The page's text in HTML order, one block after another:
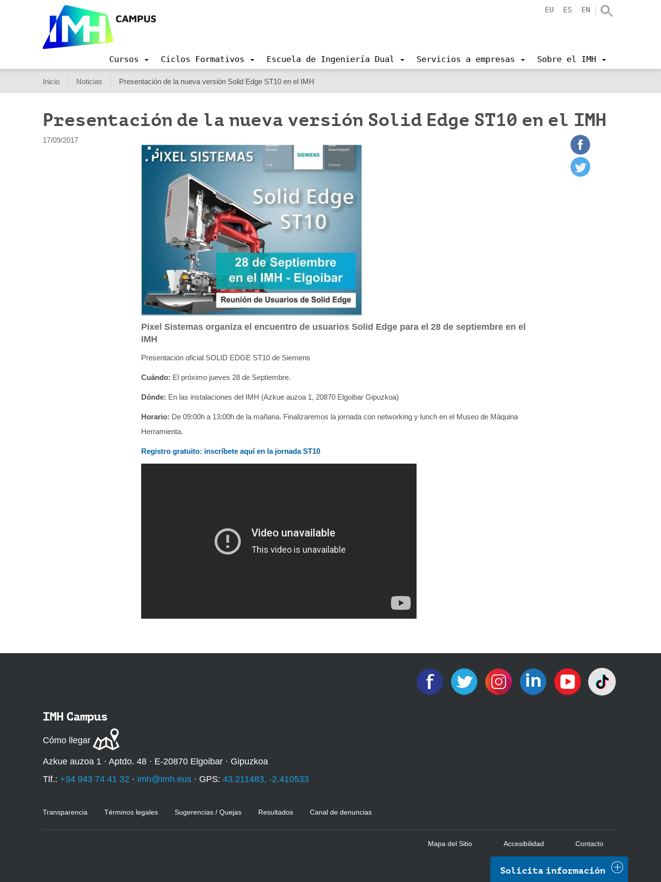
EU ES EN
v
a
c
i
Cursos Ciclos Formativos Escuela de Ingeniería Dual Servicios a empresas Sobre el IMH
U
s
e
d
Inicio Noticias Presentación de la nueva versión Solid Edge ST10 en el IMH
Presentación de la nueva versión Solid Edge ST10 en el IMH
17/09/2017
Pixel Sistemas organiza el encuentro de usuarios Solid Edge para el 28 de septiembre en el
IMH
Presentación oficial SOLID EDGE ST10 de Siemens
Cuándo: El próximo jueves 28 de Septiembre.
Dónde: En las instalaciones del IMH (Azkue auzoa 1, 20870 Elgoibar Gipuzkoa)
Horario: De 09:00h a 13:00h de la mañana. Finalizaremos la jornada con networking y lunch en el Museo de Máquina
Herramienta.
Registro gratuito: inscríbete aquí en la jornada ST10
Solicita información
IMH Campus
Cómo llegar
Azkue auzoa 1 · Aptdo. 48 · E-20870 Elgoibar · Gipuzkoa
Tlf.: +34 943 74 41 32 · imh@imh.eus · GPS: 43.211483, -2.410533
Transparencia Términos legales Sugerencias / Quejas Resultados Canal de denuncias
Mapa del Sitio Accesibilidad Contacto